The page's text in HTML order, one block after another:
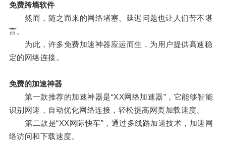
免费跨墙软件
然而，随之而来的网络堵塞、延迟问题也让人们苦不堪
言。
为此，许多免费加速神器应运而生，为用户提供高速稳
定的网络连接。
免费的加速神器
第一款推荐的加速神器是“XX网络加速器”，它能够智能
识别网速，自动优化网络连接，轻松提高网页加载速度。
第二款是“XX网际快车”，通过多线路加速技术，加速网
络访问和下载速度。